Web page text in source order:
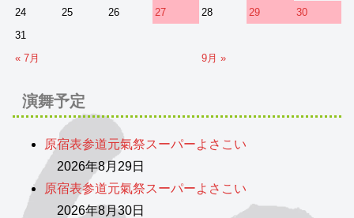
24
25 26 27 28 29
30
31
« 7月
9月 »
演舞予定
原宿表参道元氣祭スーパーよさこい
2026年8月29日
原宿表参道元氣祭スーパーよさこい
2026年8月30日